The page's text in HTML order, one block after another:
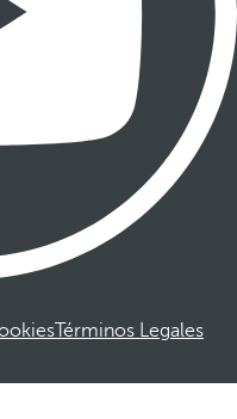
Términos Legales